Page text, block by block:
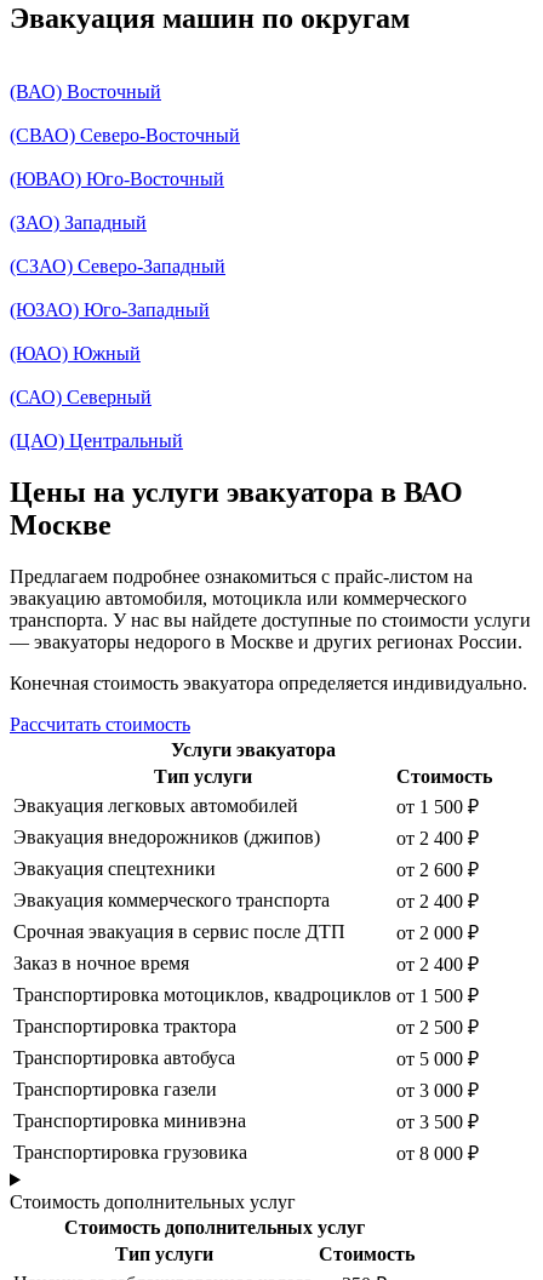
Эвакуация машин по округам
(ВАО) Восточный
(СВАО) Северо-Восточный
(ЮВАО) Юго-Восточный
(ЗАО) Западный
(СЗАО) Северо-Западный
(ЮЗАО) Юго-Западный
(ЮАО) Южный
(САО) Северный
(ЦАО) Центральный
Цены на услуги эвакуатора в ВАО
Москве
Предлагаем подробнее ознакомиться с прайс-листом на
эвакуацию автомобиля, мотоцикла или коммерческого
транспорта. У нас вы найдете доступные по стоимости услуги
— эвакуаторы недорого в Москве и других регионах России.
Конечная стоимость эвакуатора определяется индивидуально.
Рассчитать стоимость
Услуги эвакуатора
Тип услуги
Стоимость
Эвакуация легковых автомобилей
от 1 500 ₽
Эвакуация внедорожников (джипов)
от 2 400 ₽
Эвакуация спецтехники
от 2 600 ₽
Эвакуация коммерческого транспорта
от 2 400 ₽
Срочная эвакуация в сервис после ДТП
от 2 000 ₽
Заказ в ночное время
от 2 400 ₽
Транспортировка мотоциклов, квадроциклов от 1 500 ₽
Транспортировка трактора
от 2 500 ₽
Транспортировка автобуса
от 5 000 ₽
Транспортировка газели
от 3 000 ₽
Транспортировка минивэна
от 3 500 ₽
Транспортировка грузовика
от 8 000 ₽
Стоимость дополнительных услуг
Стоимость дополнительных услуг
Тип услуги
Стоимость